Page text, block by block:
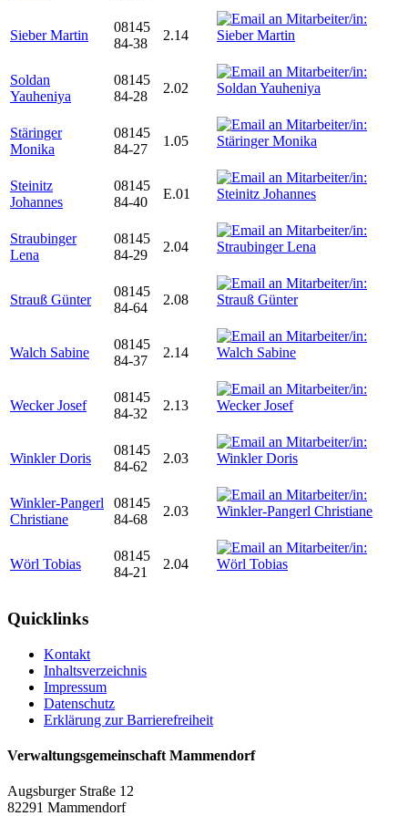
Sieber Martin
08145
84-38
2.14
Soldan
Yauheniya
08145
84-28
2.02
Stäringer
Monika
08145
84-27
1.05
Steinitz
Johannes
08145
84-40
E.01
Straubinger
Lena
08145
84-29
2.04
Strauß Günter
08145
84-64
2.08
Walch Sabine
08145
84-37
2.14
Wecker Josef
08145
84-32
2.13
Winkler Doris
08145
84-62
2.03
Winkler-Pangerl
Christiane
08145
84-68
2.03
Wörl Tobias
08145
84-21
2.04
Quicklinks
Kontakt
Inhaltsverzeichnis
Impressum
Datenschutz
Erklärung zur Barrierefreiheit
Verwaltungsgemeinschaft Mammendorf
Augsburger Straße 12
82291 Mammendorf